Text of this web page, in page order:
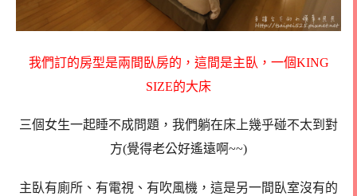
我們訂的房型是兩間臥房的，這間是主臥，一個KING
SIZE的大床
三個女生一起睡不成問題，我們躺在床上幾乎碰不太到對
方(覺得老公好遙遠啊~~)
主臥有廁所、有電視、有吹風機，這是另一間臥室沒有的